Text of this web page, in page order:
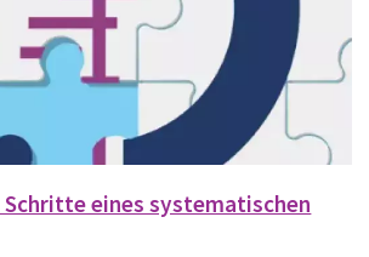
eines systematischen